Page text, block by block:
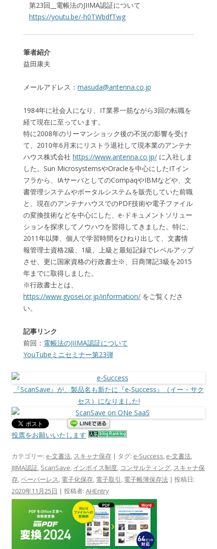
第23回__電帳法のJIIMA認証について
https://youtu.be/-h0TWbdfTwg
筆者紹介
益田康夫
メールアドレス： masuda@antenna.co.jp
1984年に社会人になり、IT業界一筋ながら3回の転職を
経て現在に至っています。
特に2008年のリーマンショック後の不況の影響を受け
て、2010年6月末にリストラ退社して現本業のアンテナ
ハウス株式会社 https://www.antenna.co.jp/ に入社しま
した。Sun MicrosystemsやOracleを中心にしたITイン
フラから、IAサーバとしてのCompaqやIBMなどや、文
書管理システムやポータルシステムを販売していた前職
と、現在のアンテナハウスでのPDF技術や電子ファイル
の変換技術などを中心にした、e-ドキュメントソリュー
ションを探求してノウハウを習得してきました。特に、
2011年以降、個人で学習時間をひねり出して、文書情
報管理士資格2級、1級、上級と最短記録でレベルアップ
させ、更に国家資格の行政書士※、日商簿記3級を2015
年までに取得しました。
※行政書士とは、
https://www.gyosei.or.jp/information/ をご覧くださ
い。
記事リンク
前回： 電帳法のJIIMA認証について
YouTubeミニセミナー第23弾
『ScanSave』が、製品名も新たに『e-Success』（イー・サク
セス）になりました!
投票をお願いいたします
カテゴリー: e-文書法, スキャナ保存 | タグ: e-Success, e-文書法,
JIIMA認証, ScanSave, インボイス制度, コンサルティング, スキャナ保
存,ペーパーレス, 電子化保存, 電子取引, 電子帳簿保存法 | 投稿日:
2020年11月25日 | 投稿者: AHEntry